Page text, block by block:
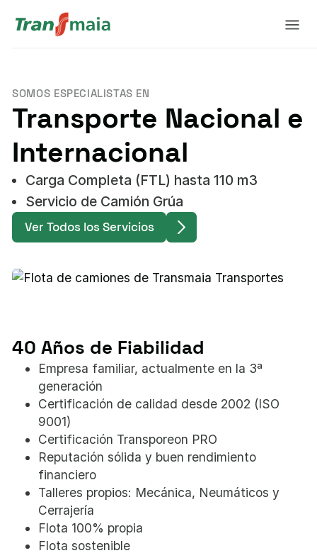
Transporte Nacional e
Internacional
SOMOS ESPECIALISTAS EN
Carga Completa (FTL) hasta 110 m3
Servicio de Camión Grúa
Ver Todos los Servicios
40 Años de Fiabilidad
Empresa familiar, actualmente en la 3ª
generación
Certificación de calidad desde 2002 (ISO
9001)
Certificación Transporeon PRO
Reputación sólida y buen rendimiento
financiero
Talleres propios: Mecánica, Neumáticos y
Cerrajería
Flota 100% propia
Flota sostenible